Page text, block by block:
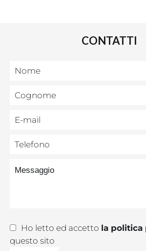
CONTATTI
Ho letto ed accetto la politica
questo sito